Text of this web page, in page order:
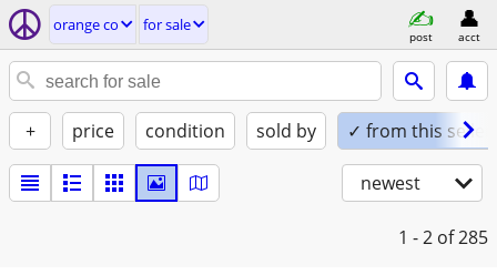
orange co for sale
post acct
+ price condition sold by ✓ from this seller
newest
1 - 2 of 285